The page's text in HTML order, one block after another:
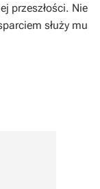
przeszłości. Nie
służy mu